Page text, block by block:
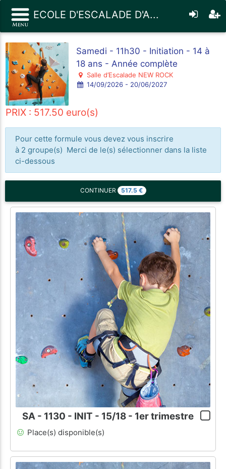
ECOLE D'ESCALADE D'A...
Samedi - 11h30 - Initiation - 14 à
18 ans - Année complète
Salle d’Escalade NEW ROCK
14/09/2026 - 20/06/2027
PRIX : 517.50 euro(s)
Pour cette formule vous devez vous inscrire
à 2 groupe(s) Merci de le(s) sélectionner dans la liste
ci-dessous
CONTINUER 517.5 €
SA - 1130 - INIT - 15/18 - 1er trimestre
Place(s) disponible(s)